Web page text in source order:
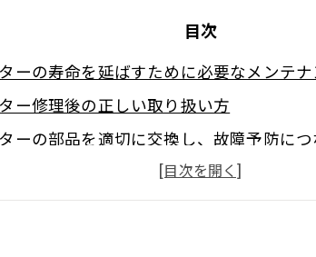
目次
ーの寿命を延ばすために必要なメンテナ
ー修理後の正しい取り扱い方
ーの部品を適切に交換し、故障予防につ
的な点検と清掃により、トラブルを未然に
稼働環境を整備することによって、モ